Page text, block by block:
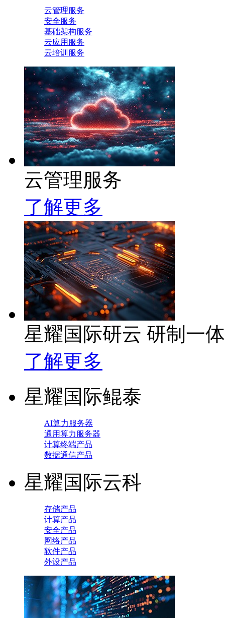
云管理服务
安全服务
基础架构服务
云应用服务
云培训服务
云管理服务
了解更多
星耀国际研云 研制一
了解更多
星耀国际鲲泰
AI算力服务器
通用算力服务器
计算终端产品
数据通信产品
星耀国际云科
存储产品
计算产品
安全产品
网络产品
软件产品
外设产品